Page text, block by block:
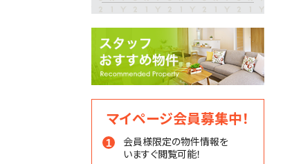
マイページ会員募集中！
会員様限定の物件情報を
いますぐ閲覧可能！